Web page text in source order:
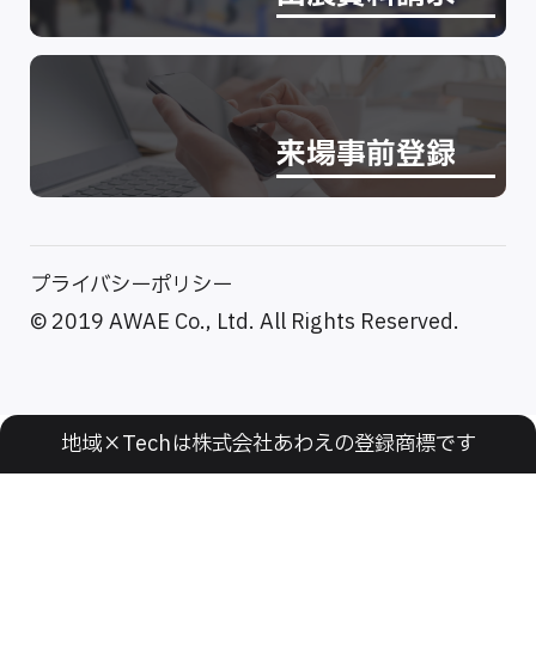
来場事前登録
プライバシーポリシー
© 2019 AWAE Co., Ltd. All Rights Reserved.
地域×Techは株式会社あわえの登録商標です